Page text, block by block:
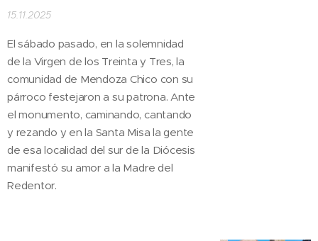
15.11.2025
El sábado pasado, en la solemnidad
de la Virgen de los Treinta y Tres, la
comunidad de Mendoza Chico con su
párroco festejaron a su patrona. Ante
el monumento, caminando, cantando
y rezando y en la Santa Misa la gente
de esa localidad del sur de la Diócesis
manifestó su amor a la Madre del
Redentor.